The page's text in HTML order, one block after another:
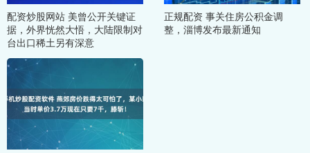
配资炒股网站 美曾公开关键证
据，外界恍然大悟，大陆限制对
台出口稀土另有深意
正规配资 事关住房公积金调
整，淄博发布最新通知